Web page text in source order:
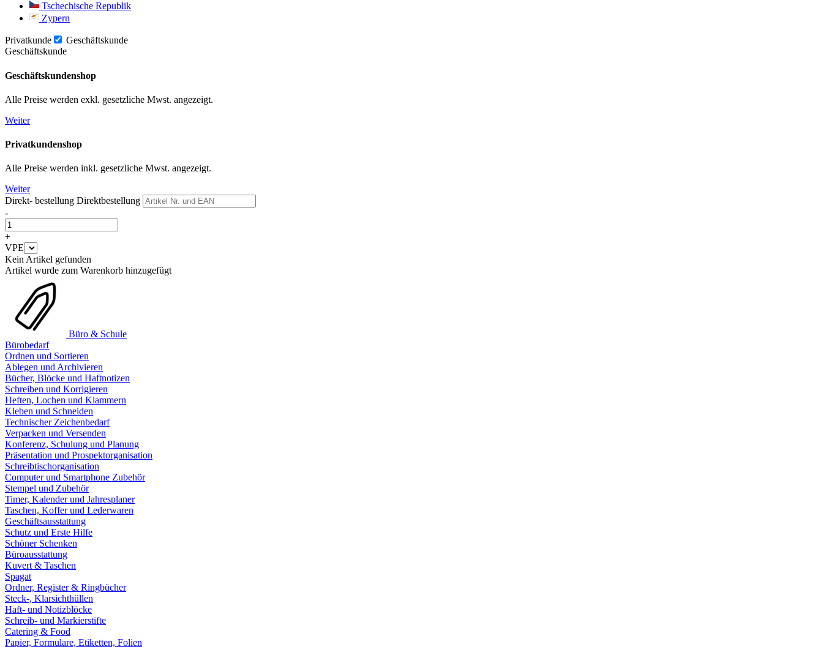
Tschechische Republik
Zypern
Privatkunde
Geschäftskunde
Geschäftskunde
Geschäftskundenshop
Alle Preise werden exkl. gesetzliche Mwst. angezeigt.
Weiter
Privatkundenshop
Alle Preise werden inkl. gesetzliche Mwst. angezeigt.
Weiter
Direkt- bestellung Direktbestellung
-
+
VPE
Kein Artikel gefunden
Artikel wurde zum Warenkorb hinzugefügt
Büro & Schule
Bürobedarf
Ordnen und Sortieren
Ablegen und Archivieren
Bücher, Blöcke und Haftnotizen
Schreiben und Korrigieren
Heften, Lochen und Klammern
Kleben und Schneiden
Technischer Zeichenbedarf
Verpacken und Versenden
Konferenz, Schulung und Planung
Präsentation und Prospektorganisation
Schreibtischorganisation
Computer und Smartphone Zubehör
Stempel und Zubehör
Timer, Kalender und Jahresplaner
Taschen, Koffer und Lederwaren
Geschäftsausstattung
Schutz und Erste Hilfe
Schöner Schenken
Büroausstattung
Kuvert & Taschen
Spagat
Ordner, Register & Ringbücher
Steck-, Klarsichthüllen
Haft- und Notizblöcke
Schreib- und Markierstifte
Catering & Food
Papier, Formulare, Etiketten, Folien